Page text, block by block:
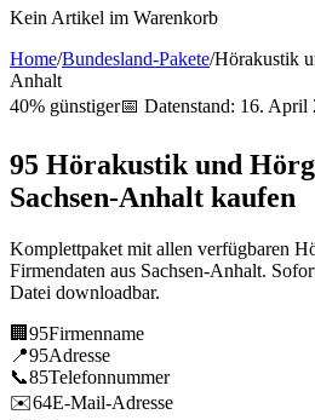
Kein Artikel im Warenkorb
Home/Bundesland-Pakete/Hörakustik
Anhalt
40% günstiger📅 Datenstand: 16. April
95 Hörakustik und
Sachsen-Anhalt kaufen
Komplettpaket mit allen verfügbaren
Firmendaten aus Sachsen-Anhalt.
Datei downloadbar.
🏢 95Firmenname
📍95Adresse
📞85Telefonnummer
✉️64E-Mail-Adresse